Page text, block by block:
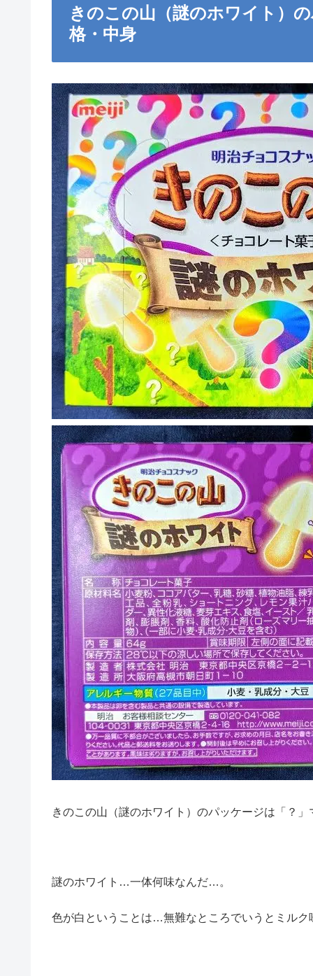
きのこの山（謎のホワイト）
格・中身
きのこの山（謎のホワイト）のパッケージは「？」
謎のホワイト…一体何味なんだ…。
色が白ということは…無難なところでいうとミルク